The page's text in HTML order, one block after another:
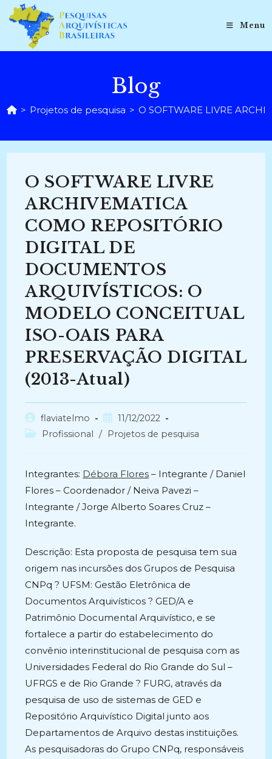
para
conteúdo
Menu
Blog
> Projetos de pesquisa > O SOFTWARE LIVRE
O SOFTWARE LIVRE
ARCHIVEMATICA
COMO REPOSITÓRIO
DIGITAL DE
DOCUMENTOS
ARQUIVÍSTICOS: O
MODELO CONCEITUAL
ISO-OAIS PARA
PRESERVAÇÃO DIGITAL
(2013-Atual)
Autor
do
flaviatelmo
Post
publicado:
11/12/2022
Categoria
Profissional / Projetos de pesquisa
Integrantes: Débora Flores – Integrante / Daniel
Flores – Coordenador / Neiva Pavezi –
Integrante / Jorge Alberto Soares Cruz –
Integrante.
Descrição: Esta proposta de pesquisa tem sua
origem nas incursões dos Grupos de Pesquisa
CNPq ? UFSM: Gestão Eletrônica de
Documentos Arquivísticos ? GED/A e
Patrimônio Documental Arquivístico, e se
fortalece a partir do estabelecimento do
convênio interinstitucional de pesquisa com as
Universidades Federal do Rio Grande do Sul –
UFRGS e de Rio Grande ? FURG, através da
pesquisa de uso de sistemas de GED e
Repositório Arquivístico Digital junto aos
Departamentos de Arquivo destas instituições.
As pesquisadoras do Grupo CNPq, responsáveis